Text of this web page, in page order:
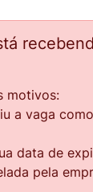
motivos:
a vaga
data de
pela